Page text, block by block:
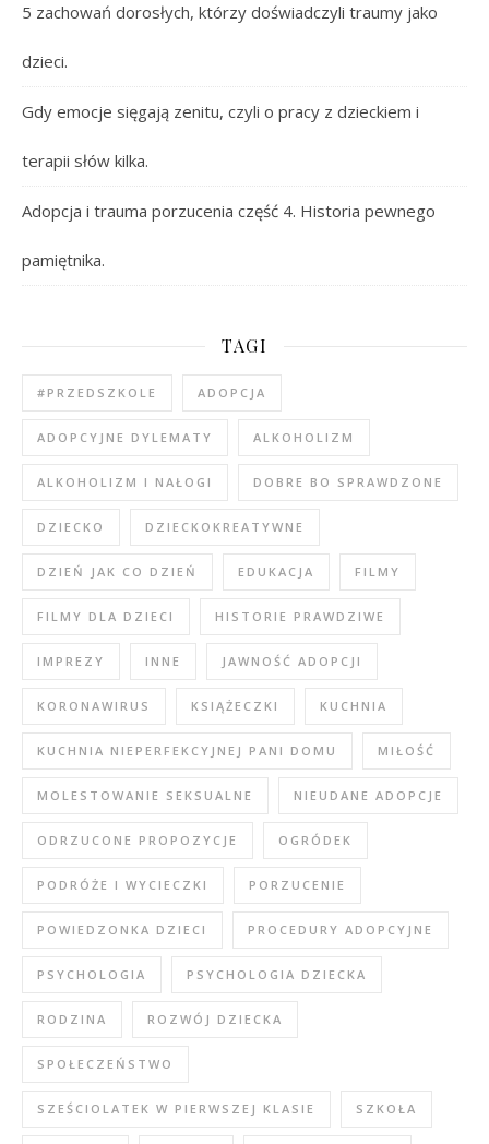
5 zachowań dorosłych, którzy doświadczyli traumy jako
dzieci.
Gdy emocje sięgają zenitu, czyli o pracy z dzieckiem i
terapii słów kilka.
Adopcja i trauma porzucenia część 4. Historia pewnego
pamiętnika.
TAGI
#PRZEDSZKOLE ADOPCJA
ADOPCYJNE DYLEMATY ALKOHOLIZM
ALKOHOLIZM I NAŁOGI DOBRE BO SPRAWDZONE
DZIECKO DZIECKOKREATYWNE
DZIEŃ JAK CO DZIEŃ EDUKACJA FILMY
FILMY DLA DZIECI HISTORIE PRAWDZIWE
IMPREZY INNE JAWNOŚĆ ADOPCJI
KORONAWIRUS KSIĄŻECZKI KUCHNIA
KUCHNIA NIEPERFEKCYJNEJ PANI DOMU MIŁOŚĆ
MOLESTOWANIE SEKSUALNE NIEUDANE ADOPCJE
ODRZUCONE PROPOZYCJE OGRÓDEK
PODRÓŻE I WYCIECZKI PORZUCENIE
POWIEDZONKA DZIECI PROCEDURY ADOPCYJNE
PSYCHOLOGIA PSYCHOLOGIA DZIECKA
RODZINA ROZWÓJ DZIECKA
SPOŁECZEŃSTWO
SZEŚCIOLATEK W PIERWSZEJ KLASIE SZKOŁA